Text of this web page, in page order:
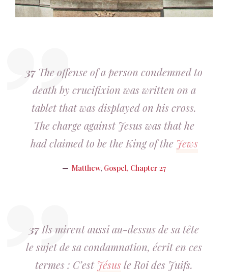
37The offense of a person condemned to
death by crucifixion was written on a
tablet that was displayed on his cross.
The charge against Jesus was that he
had claimed to be the King of the Jews
Matthew, Gospel, Chapter 27
37Ils mirent aussi au-dessus de sa tête
le sujet de sa condamnation, écrit en ces
termes : C’est Jésusle Roi des Juifs.